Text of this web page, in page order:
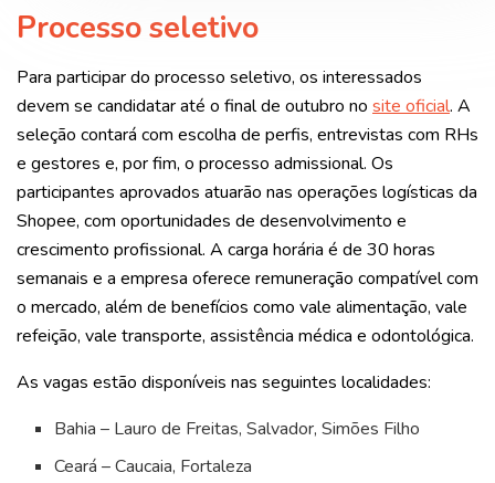
Processo seletivo
Para participar do processo seletivo, os interessados
devem se candidatar até o final de outubro no site oficial. A
seleção contará com escolha de perfis, entrevistas com RHs
e gestores e, por fim, o processo admissional. Os
participantes aprovados atuarão nas operações logísticas da
Shopee, com oportunidades de desenvolvimento e
crescimento profissional. A carga horária é de 30 horas
semanais e a empresa oferece remuneração compatível com
o mercado, além de benefícios como vale alimentação, vale
refeição, vale transporte, assistência médica e odontológica.
As vagas estão disponíveis nas seguintes localidades:
Bahia – Lauro de Freitas, Salvador, Simões Filho
Ceará – Caucaia, Fortaleza